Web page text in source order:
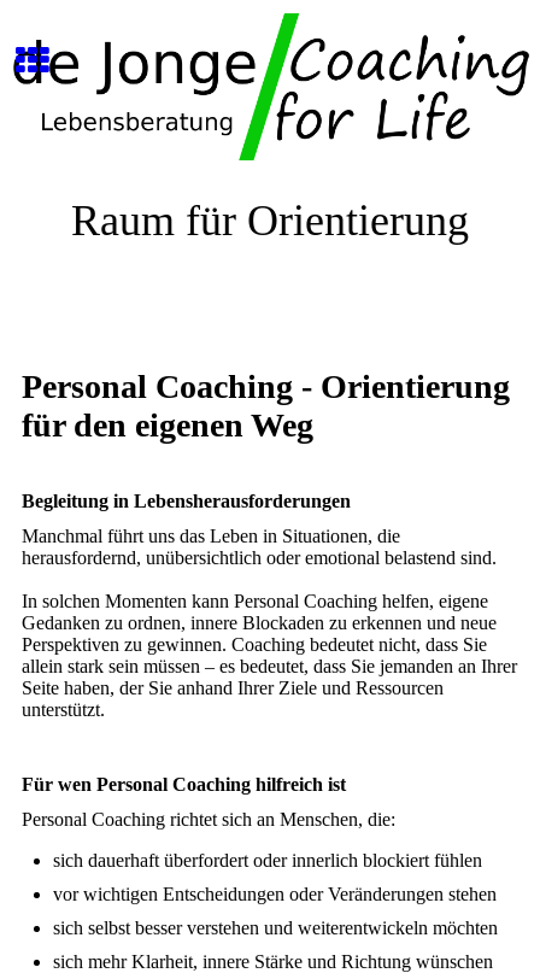
Raum für Orientierung
Personal Coaching - Orientierung
für den eigenen Weg
Begleitung in Lebensherausforderungen
Manchmal führt uns das Leben in Situationen, die
herausfordernd, unübersichtlich oder emotional belastend sind.
In solchen Momenten kann Personal Coaching helfen, eigene
Gedanken zu ordnen, innere Blockaden zu erkennen und neue
Perspektiven zu gewinnen. Coaching bedeutet nicht, dass Sie
allein stark sein müssen – es bedeutet, dass Sie jemanden an Ihrer
Seite haben, der Sie anhand Ihrer Ziele und Ressourcen
unterstützt.
Für wen Personal Coaching hilfreich ist
Personal Coaching richtet sich an Menschen, die:
sich dauerhaft überfordert oder innerlich blockiert fühlen
vor wichtigen Entscheidungen oder Veränderungen stehen
sich selbst besser verstehen und weiterentwickeln möchten
sich mehr Klarheit, innere Stärke und Richtung wünschen